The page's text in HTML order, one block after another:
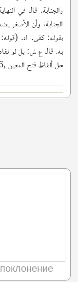
والجنابة. قال في
الجنابة، وأن الأصغر
بقوله: كفى. اه.
به. قال ع ش: بل لو
حل ألفاظ فتح المعين ,1/96]